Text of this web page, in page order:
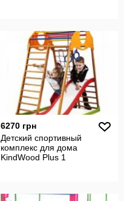
6270 грн
Детский спортивный
комплекс для дома
KindWood Plus 1